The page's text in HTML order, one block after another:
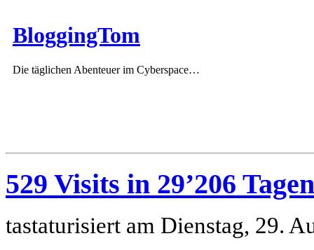
BloggingTom
Die täglichen Abenteuer im Cyberspace…
529 Visits in 29’206 Tagen
tastaturisiert am Dienstag, 29.